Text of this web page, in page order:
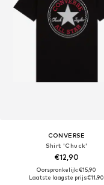
CONVERSE
Shirt 'Chuck'
€12,90
Oorspronkelijk: €15,90
Laatste laagste prijs:€11,90